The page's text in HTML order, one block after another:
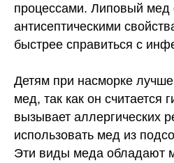
процессами. Липовый мед
антисептическими
быстрее справиться с
Детям при насморке
мед, так как он считается
вызывает аллергических
использовать мед из
Эти виды меда обладают